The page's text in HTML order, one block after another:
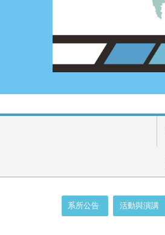
系所公告 活動與演講